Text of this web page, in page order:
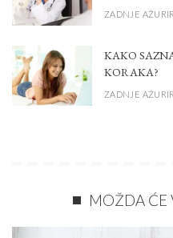
ZADNJE
KAKO
KORAKA?
ZADNJE
MOŽDA ĆE